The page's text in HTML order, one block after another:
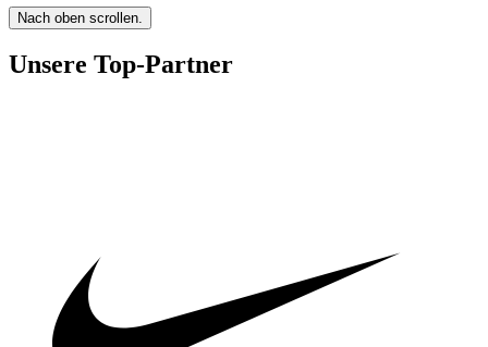
Nach oben scrollen.
Unsere Top-Partner